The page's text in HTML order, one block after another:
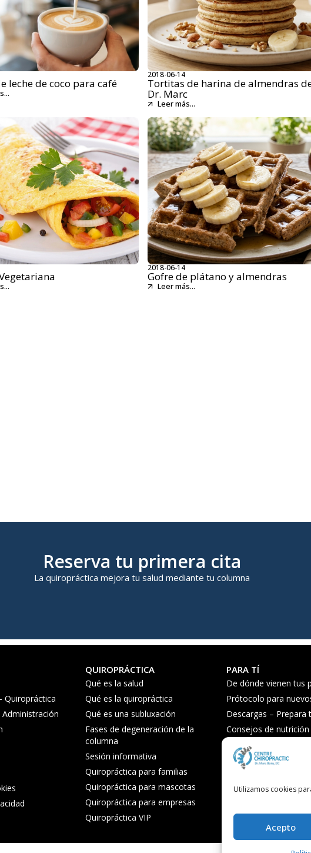
Utilizamos cookies
Acepto
leche de coco para café
2018-06-14
Tortitas de harina de almendras
Dr. Marc
Leer más...
2018-06-14
Gofre de plátano y almendras
Leer más...
Reserva tu primera cita
La quiropráctica mejora tu salud mediante tu columna
Quiropráctica
QUIROPRÁCTICA
Qué es la salud
Qué es la quiropráctica
Qué es una subluxación
Fases de degeneración de la
columna
Sesión informativa
Quiropráctica para familias
Quiropráctica para mascotas
Quiropráctica para empresas
Quiropráctica VIP
PARA TÍ
De dónde vienen tus
Prótocolo para
Descargas – Prepara
Consejos de
Preguntas frecuentes